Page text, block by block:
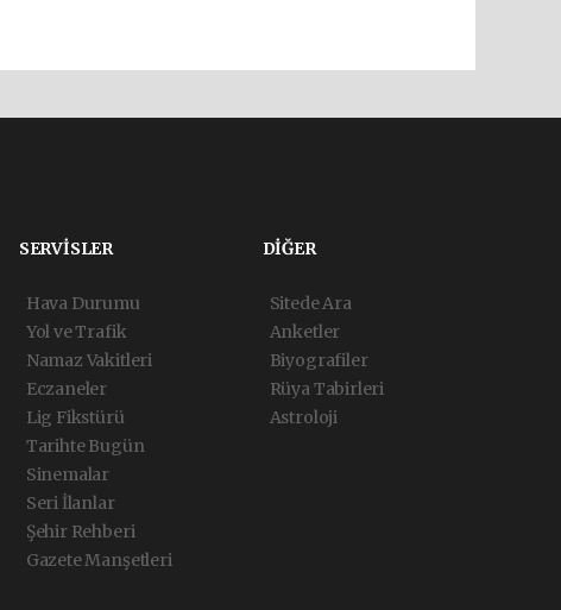
SERVİSLER
Hava Durumu
Yol ve Trafik
Namaz Vakitleri
Eczaneler
Lig Fikstürü
Tarihte Bugün
Sinemalar
Seri İlanlar
Şehir Rehberi
Gazete Manşetleri
DİĞER
Sitede Ara
Anketler
Biyografiler
Rüya Tabirleri
Astroloji